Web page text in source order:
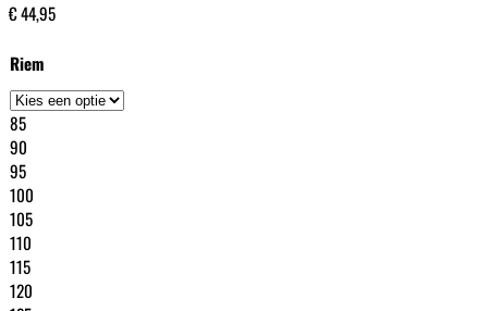
€44,95
Riem
85
90
95
100
105
110
115
120